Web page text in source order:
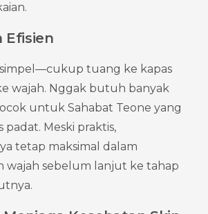
Efisien
simpel—cukup tuang ke kapas
wajah. Nggak butuh banyak
untuk Sahabat Teone yang
padat. Meski praktis,
tetap maksimal dalam
wajah sebelum lanjut ke tahap